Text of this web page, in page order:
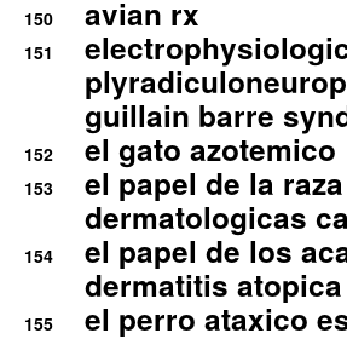
150 avian rx
151
guillain barre
152 el gato azotemico
153
el papel de la
dermatologicas
154
el papel de los
dermatitis
155 el perro ataxico